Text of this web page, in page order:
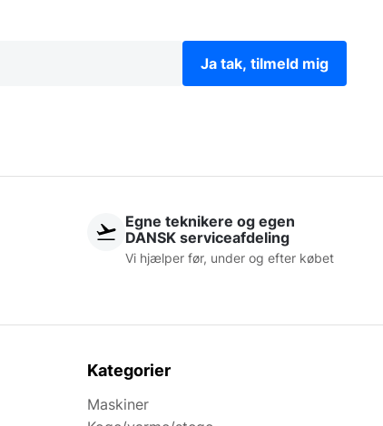
Ja tak, tilmeld mig
Egne teknikere og egen
DANSK serviceafdeling
Vi hjælper før, under og efter købet
Kategorier
Maskiner